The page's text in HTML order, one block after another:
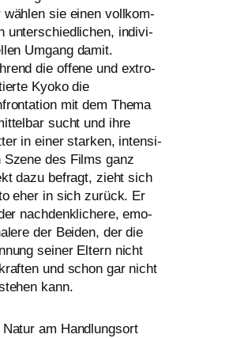
wäh­len sie einen voll­kom­
unter­schied­li­chen, indi­vi­
Umgang damit.
die offe­ne und extro­
Kyoko die
mit dem Thema
sucht und ihre
in einer star­ken, inten­si­
Szene des Films ganz
dazu befragt, zieht sich
eher in sich zurück. Er
nach­denk­li­che­re, emo­
der Beiden, der die
sei­ner Eltern nicht
und schon gar nicht
kann.
Natur am Handlungsort